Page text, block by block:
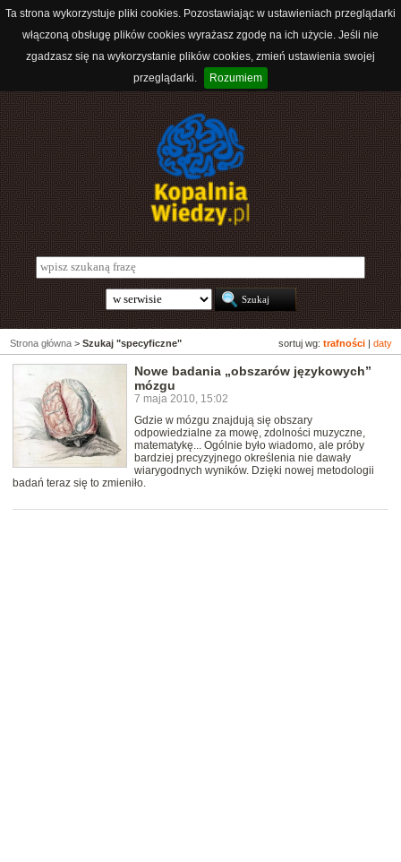
Ta strona wykorzystuje pliki cookies. Pozostawiając w ustawieniach przeglądarki
włączoną obsługę plików cookies wyrażasz zgodę na ich użycie. Jeśli nie
zgadzasz się na wykorzystanie plików cookies, zmień ustawienia swojej
przeglądarki.
Rozumiem
sortuj wg: trafności daty
Strona główna > Szukaj "specyficzne"
Nowe badania „obszarów językowych”
mózgu
7 maja 2010, 15:02
Gdzie w mózgu znajdują się obszary
odpowiedzialne za mowę, zdolności muzyczne,
matematykę... Ogólnie było wiadomo, ale próby
bardziej precyzyjnego określenia nie dawały
wiarygodnych wyników. Dzięki nowej metodologii
badań teraz się to zmieniło.